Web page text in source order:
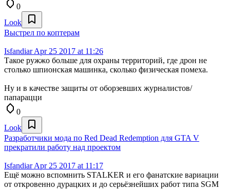
0
Look
Выстрел по коптерам
IsfandiarApr 25 2017 at 11:26
Такое ружжо больше для охраны территорий, где дрон не
столько шпионская машинка, сколько физическая помеха.
Ну и в качестве защиты от оборзевших журналистов/
папарацци
0
Look
Разработчики мода по Red Dead Redemption для GTA V
прекратили работу над проектом
IsfandiarApr 25 2017 at 11:17
Ещё можно вспомнить STALKER и его фанатские вариации
от откровенно дурацких и до серьёзнейших работ типа SGM